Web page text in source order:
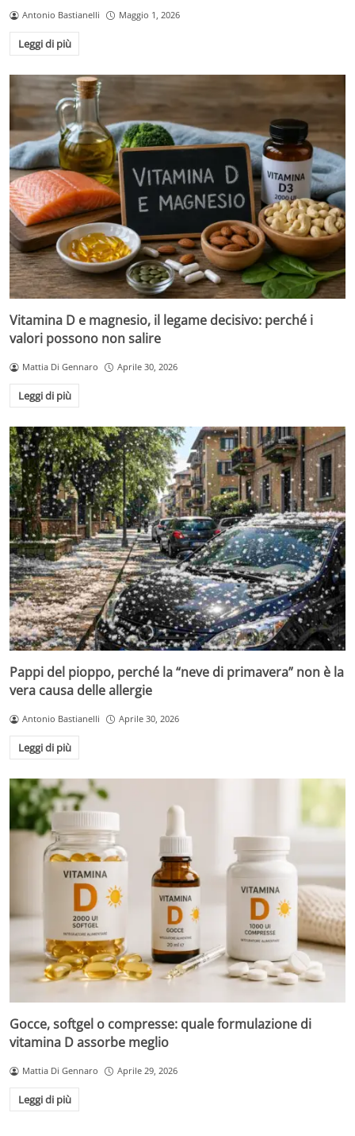
Antonio Bastianelli Maggio 1, 2026
Leggi di più
Vitamina D e magnesio, il legame decisivo: perché i
valori possono non salire
Mattia Di Gennaro Aprile 30, 2026
Leggi di più
Pappi del pioppo, perché la “neve di primavera” non è la
vera causa delle allergie
Antonio Bastianelli Aprile 30, 2026
Leggi di più
Gocce, softgel o compresse: quale formulazione di
vitamina D assorbe meglio
Mattia Di Gennaro Aprile 29, 2026
Leggi di più